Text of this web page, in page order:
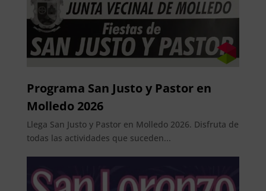
Programa San Justo y Pastor en
Molledo 2026
Llega San Justo y Pastor en Molledo 2026. Disfruta de
todas las actividades que suceden...